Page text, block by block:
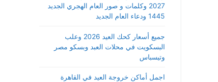
2027 وكلمات و صور العام الهجري الجديد
1445 ودعاء العام الجديد
جميع أسعار كحك العيد 2026 وعلب
البسكويت في محلات العبد وبسكو مصر
وتيسباس
اجمل أماكن خروجة العيد في القاهرة